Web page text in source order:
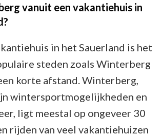
vanuit een vakantiehuis in
in het Sauerland is het
steden zoals Winterberg
korte afstand. Winterberg,
wintersportmogelijkheden en
ligt meestal op ongeveer 30
rijden van veel vakantiehuizen